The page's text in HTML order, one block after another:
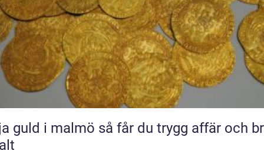
i malmö så får du trygg affär och bra